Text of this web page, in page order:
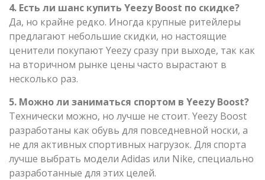
4. Есть ли шанс купить Yeezy Boost по скидке?
Да, но крайне редко. Иногда крупные ритейлеры
предлагают небольшие скидки, но настоящие
ценители покупают Yeezy сразу при выходе, так как
на вторичном рынке цены часто вырастают в
несколько раз.
5. Можно ли заниматься спортом в Yeezy Boost?
Технически можно, но лучше не стоит. Yeezy Boost
разработаны как обувь для повседневной носки, а
не для активных спортивных нагрузок. Для спорта
лучше выбрать модели Adidas или Nike, специально
разработанные для этих целей.